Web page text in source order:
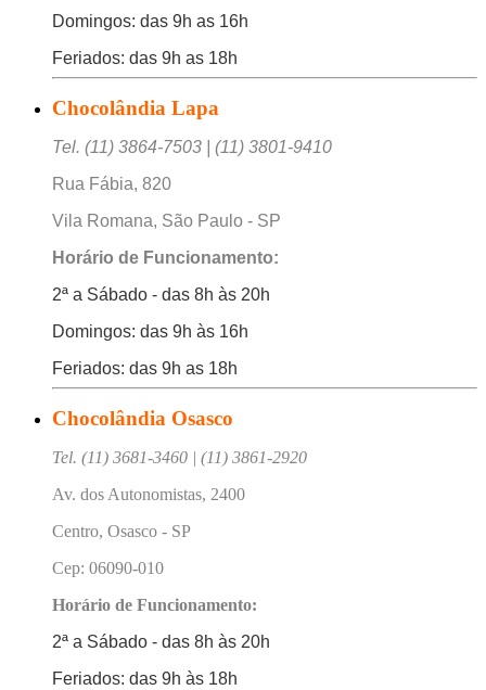
Domingos: das 9h as 16h
Feriados: das 9h as 18h
Chocolândia Lapa
Tel. (11) 3864-7503 | (11) 3801-9410
Rua Fábia, 820
Vila Romana, São Paulo - SP
Horário de Funcionamento:
2ª a Sábado - das 8h às 20h
Domingos: das 9h às 16h
Feriados: das 9h as 18h
Chocolândia Osasco
Tel. (11) 3681-3460 | (11) 3861-2920
Av. dos Autonomistas, 2400
Centro, Osasco - SP
Cep: 06090-010
Horário de Funcionamento:
2ª a Sábado - das 8h às 20h
Feriados: das 9h às 18h